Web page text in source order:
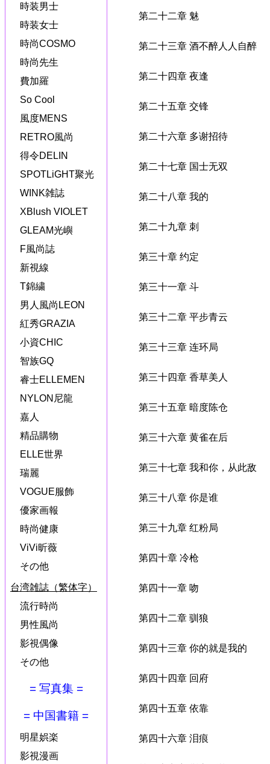
時装男士
時装女士
時尚COSMO
時尚先生
費加羅
So Cool
風度MENS
RETRO風尚
得令DELIN
SPOTLiGHT聚光
WINK雑誌
XBlush VIOLET
GLEAM光嶼
F風尚誌
新視線
T錦繍
男人風尚LEON
紅秀GRAZIA
小資CHIC
智族GQ
睿士ELLEMEN
NYLON尼龍
嘉人
精品購物
ELLE世界
瑞麗
VOGUE服飾
優家画報
時尚健康
ViVi昕薇
その他
台湾雑誌（繁体字）
流行時尚
男性風尚
影視偶像
その他
= 写真集 =
= 中国書籍 =
明星娯楽
影視漫画
第二十二章 魅
第二十三章 酒不醉人人自醉
第二十四章 夜逢
第二十五章 交锋
第二十六章 多谢招待
第二十七章 国士无双
第二十八章 我的
第二十九章 刺
第三十章 约定
第三十一章 斗
第三十二章 平步青云
第三十三章 连环局
第三十四章 香草美人
第三十五章 暗度陈仓
第三十六章 黄雀在后
第三十七章 我和你，从此敌
第三十八章 你是谁
第三十九章 红粉局
第四十章 冷枪
第四十一章 吻
第四十二章 驯狼
第四十三章 你的就是我的
第四十四章 回府
第四十五章 依靠
第四十六章 泪痕